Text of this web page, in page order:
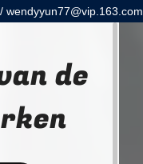
wendyyun77@vip.163.com
de